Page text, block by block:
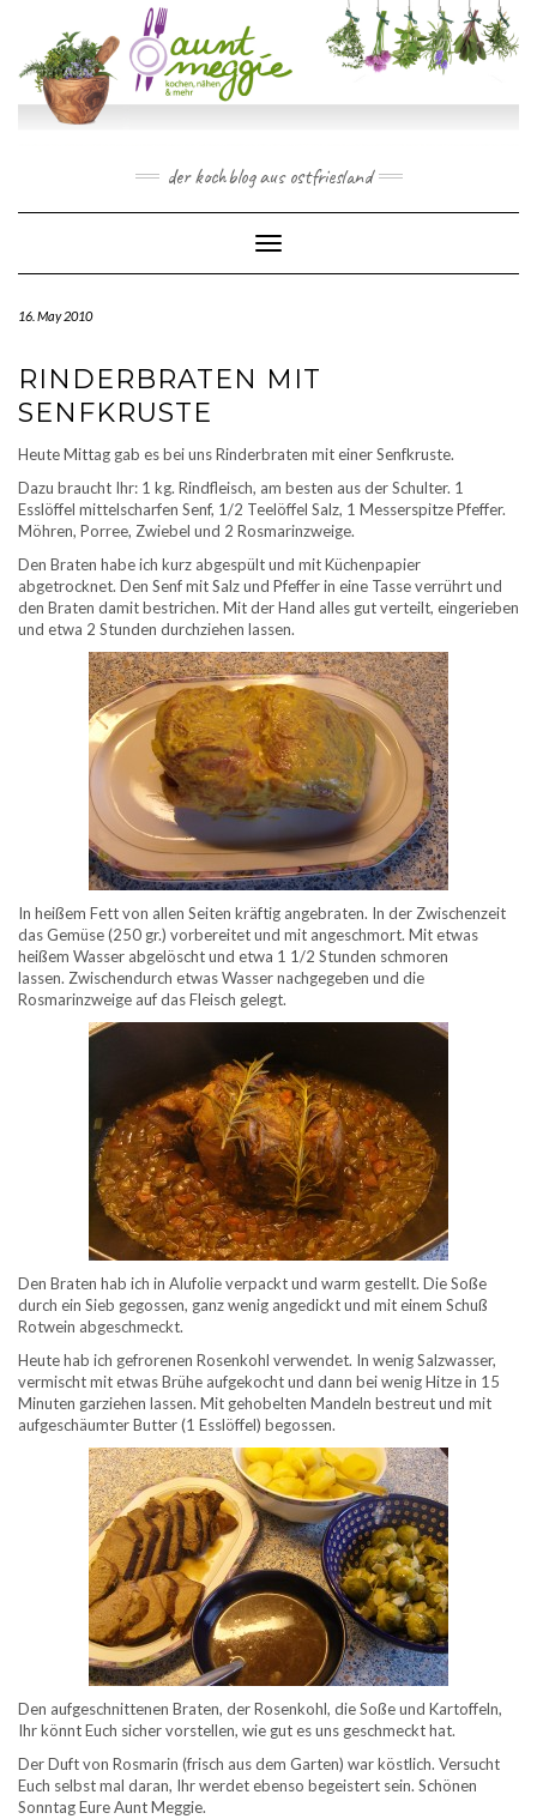
content
der kochblog aus ostfriesland
Toggle Navigation
16. May 2010
RINDERBRATEN MIT
SENFKRUSTE
Heute Mittag gab es bei uns Rinderbraten mit einer Senfkruste.
Dazu braucht Ihr: 1 kg. Rindfleisch, am besten aus der Schulter. 1
Esslöffel mittelscharfen Senf, 1/2 Teelöffel Salz, 1 Messerspitze Pfeffer.
Möhren, Porree, Zwiebel und 2 Rosmarinzweige.
Den Braten habe ich kurz abgespült und mit Küchenpapier
abgetrocknet. Den Senf mit Salz und Pfeffer in eine Tasse verrührt und
den Braten damit bestrichen. Mit der Hand alles gut verteilt, eingerieben
und etwa 2 Stunden durchziehen lassen.
In heißem Fett von allen Seiten kräftig angebraten. In der Zwischenzeit
das Gemüse (250 gr.) vorbereitet und mit angeschmort. Mit etwas
heißem Wasser abgelöscht und etwa 1 1/2 Stunden schmoren
lassen. Zwischendurch etwas Wasser nachgegeben und die
Rosmarinzweige auf das Fleisch gelegt.
Den Braten hab ich in Alufolie verpackt und warm gestellt. Die Soße
durch ein Sieb gegossen, ganz wenig angedickt und mit einem Schuß
Rotwein abgeschmeckt.
Heute hab ich gefrorenen Rosenkohl verwendet. In wenig Salzwasser,
vermischt mit etwas Brühe aufgekocht und dann bei wenig Hitze in 15
Minuten garziehen lassen. Mit gehobelten Mandeln bestreut und mit
aufgeschäumter Butter (1 Esslöffel) begossen.
Den aufgeschnittenen Braten, der Rosenkohl, die Soße und Kartoffeln,
Ihr könnt Euch sicher vorstellen, wie gut es uns geschmeckt hat.
Der Duft von Rosmarin (frisch aus dem Garten) war köstlich. Versucht
Euch selbst mal daran, Ihr werdet ebenso begeistert sein. Schönen
Sonntag Eure Aunt Meggie.